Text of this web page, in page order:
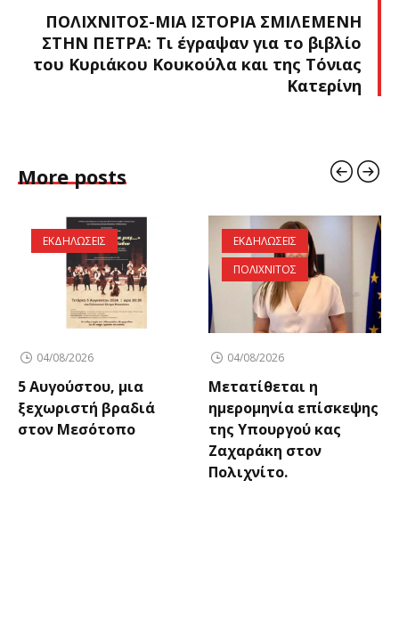
ΠΟΛΙΧΝΙΤΟΣ-ΜΙΑ ΙΣΤΟΡΙΑ ΣΜΙΛΕΜΕΝΗ
ΣΤΗΝ ΠΕΤΡΑ: Τι έγραψαν για το βιβλίο
του Κυριάκου Κουκούλα και της Τόνιας
Κατερίνη
More posts
ΕΚΔΗΛΩΣΕΙΣ
04/08/2026
5 Αυγούστου, μια
ξεχωριστή βραδιά
στον Μεσότοπο
ΕΚΔΗΛΩΣΕΙΣ
ΠΟΛΙΧΝΙΤΟΣ
04/08/2026
Μετατίθεται η
ημερομηνία επίσκεψης
της Υπουργού κας
Ζαχαράκη στον
Πολιχνίτο.